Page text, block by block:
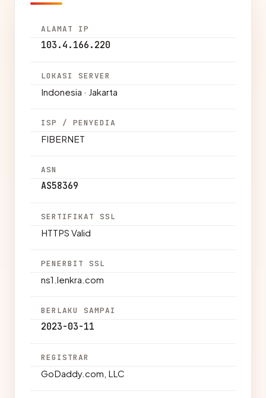
ALAMAT IP
103.4.166.220
LOKASI SERVER
Indonesia · Jakarta
ISP / PENYEDIA
FIBERNET
ASN
AS58369
SERTIFIKAT SSL
HTTPS Valid
PENERBIT SSL
ns1.lenkra.com
BERLAKU SAMPAI
2023-03-11
REGISTRAR
GoDaddy.com, LLC